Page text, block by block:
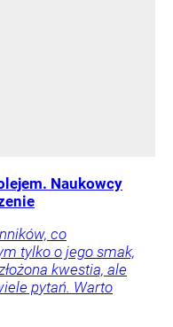
Naukowcy
co
tylko o jego smak,
kwestia, ale
pytań. Warto